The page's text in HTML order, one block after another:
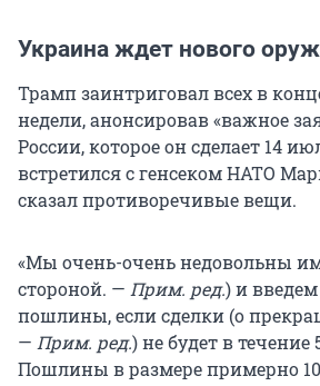
Украина ждет нового
Трамп заинтриговал всех в
недели, анонсировав «важное
России, которое он сделает 14
встретился с генсеком НАТО
сказал противоречивые вещи.
«Мы очень-очень недовольны
стороной. — Прим. ред.) и
пошлины, если сделки (о
— Прим. ред.) не будет в течение
Пошлины в размере примерно